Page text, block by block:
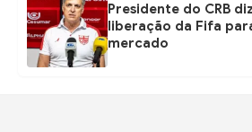
Presidente do CRB
liberação da Fifa
mercado